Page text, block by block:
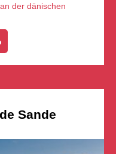
der dänischen
Sande